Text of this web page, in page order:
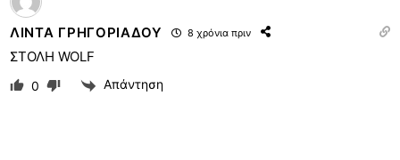
ΛΙΝΤΑ ΓΡΗΓΟΡΙΑΔΟΥ 8 χρόνια πριν
ΣΤΟΛΗ WOLF
0 Απάντηση